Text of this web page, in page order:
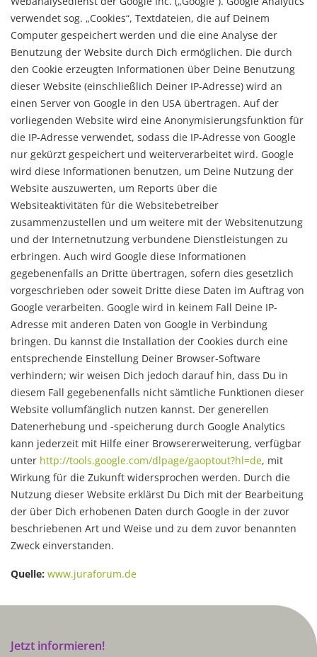
verwendet sog. „Cookies“, Textdateien, die auf Deinem
Computer gespeichert werden und die eine Analyse der
Benutzung der Website durch Dich ermöglichen. Die durch
den Cookie erzeugten Informationen über Deine Benutzung
dieser Website (einschließlich Deiner IP-Adresse) wird an
einen Server von Google in den USA übertragen. Auf der
vorliegenden Website wird eine Anonymisierungsfunktion für
die IP-Adresse verwendet, sodass die IP-Adresse von Google
nur gekürzt gespeichert und weiterverarbeitet wird. Google
wird diese Informationen benutzen, um Deine Nutzung der
Website auszuwerten, um Reports über die
Websiteaktivitäten für die Websitebetreiber
zusammenzustellen und um weitere mit der Websitenutzung
und der Internetnutzung verbundene Dienstleistungen zu
erbringen. Auch wird Google diese Informationen
gegebenenfalls an Dritte übertragen, sofern dies gesetzlich
vorgeschrieben oder soweit Dritte diese Daten im Auftrag von
Google verarbeiten. Google wird in keinem Fall Deine IP-
Adresse mit anderen Daten von Google in Verbindung
bringen. Du kannst die Installation der Cookies durch eine
entsprechende Einstellung Deiner Browser-Software
verhindern; wir weisen Dich jedoch darauf hin, dass Du in
diesem Fall gegebenenfalls nicht sämtliche Funktionen dieser
Website vollumfänglich nutzen kannst. Der generellen
Datenerhebung und -speicherung durch Google Analytics
kann jederzeit mit Hilfe einer Browsererweiterung, verfügbar
unter http://tools.google.com/dlpage/gaoptout?hl=de, mit
Wirkung für die Zukunft widersprochen werden. Durch die
Nutzung dieser Website erklärst Du Dich mit der Bearbeitung
der über Dich erhobenen Daten durch Google in der zuvor
beschriebenen Art und Weise und zu dem zuvor benannten
Zweck einverstanden.
Quelle: www.juraforum.de
Jetzt informieren!